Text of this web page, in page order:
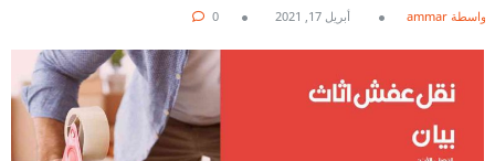
بواسطة ammar أبريل 17, 2021 0